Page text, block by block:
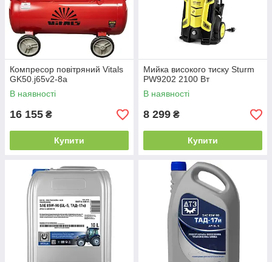
Компресор повітряний Vitals
GK50.j65v2-8a
В наявності
16 155 ₴
Купити
Мийка високого тиску Sturm
PW9202 2100 Вт
В наявності
8 299 ₴
Купити